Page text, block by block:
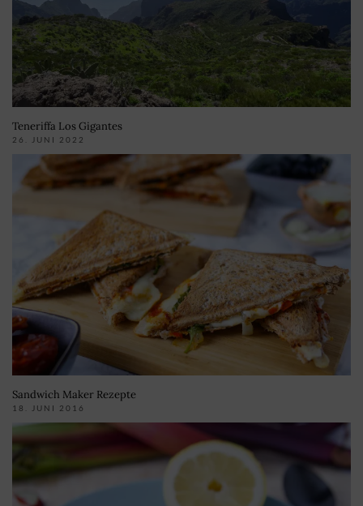
Teneriffa Los Gigantes
26. JUNI 2022
Sandwich Maker Rezepte
18. JUNI 2016